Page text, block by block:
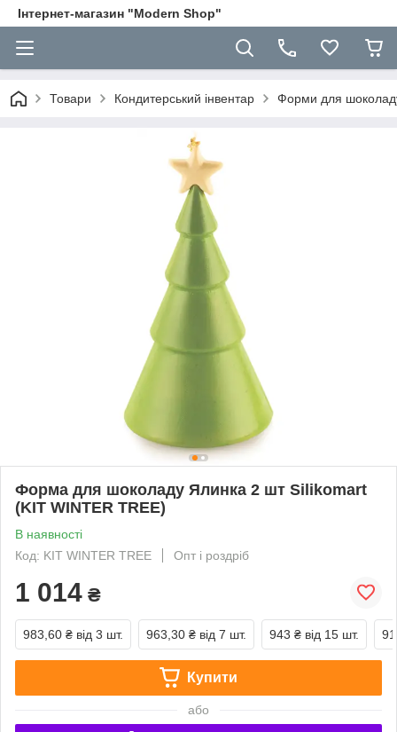
Інтернет-магазин "Modern Shop"
Товари Кондитерський інвентар Форми для
Форма для шоколаду Ялинка 2 шт Silikomart
(KIT WINTER TREE)
В наявності
Код: KIT WINTER TREE
Опт і роздріб
1 014 ₴
983,60 ₴ від 3 шт. 963,30 ₴ від 7 шт. 943 ₴ від 15 шт.
Купити
або